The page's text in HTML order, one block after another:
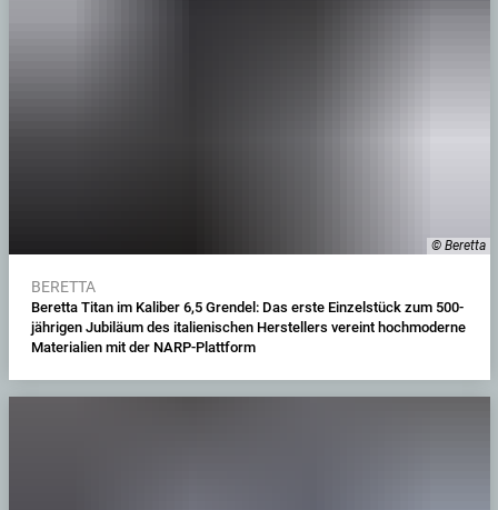
© Beretta
BERETTA
Beretta Titan im Kaliber 6,5 Grendel: Das erste Einzelstück zum 500-
jährigen Jubiläum des italienischen Herstellers vereint hochmoderne
Materialien mit der NARP-Plattform